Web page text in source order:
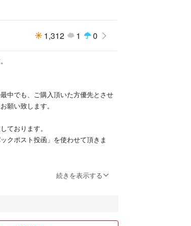
1,312 1 0
中でも、ご購入頂いた方優先とさせ
願い致します。
ております。
クポスト投函」を使わせて頂きま
続きを表示する